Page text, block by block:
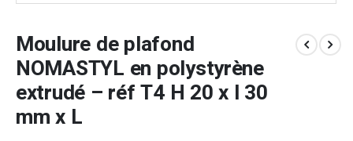
Moulure de plafond
NOMASTYL en polystyrène
extrudé – réf T4 H 20 x l 30
mm x L